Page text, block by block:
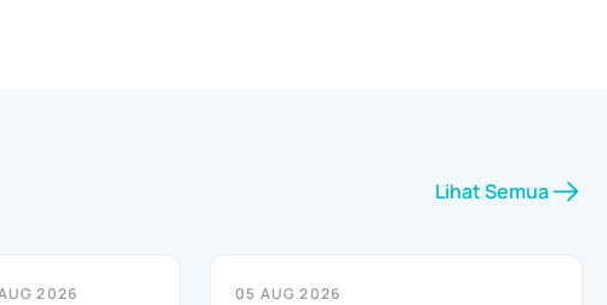
Lihat Semua
2026 05 AUG 2026